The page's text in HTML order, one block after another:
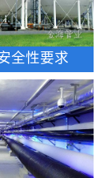
全性要求